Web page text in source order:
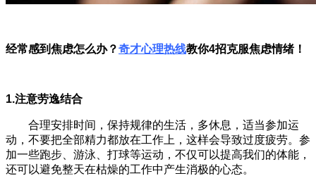
经常感到焦虑怎么办？奇才心理热线教你4招克服焦虑情绪！
1.注意劳逸结合
合理安排时间，保持规律的生活，多休息，适当参加运
动，不要把全部精力都放在工作上，这样会导致过度疲劳。参
加一些跑步、游泳、打球等运动，不仅可以提高我们的体能，
还可以避免整天在枯燥的工作中产生消极的心态。